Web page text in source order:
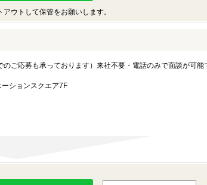
ウトして保管をお願いします。
のご応募も承っております）来社不要・電話のみで面談が可能
ーションスクエア7F